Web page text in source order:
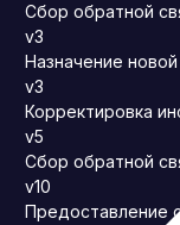
Сбор обратной
v3
Назначение
v3
Корректировка
v5
Сбор обратной
v10
Предоставление